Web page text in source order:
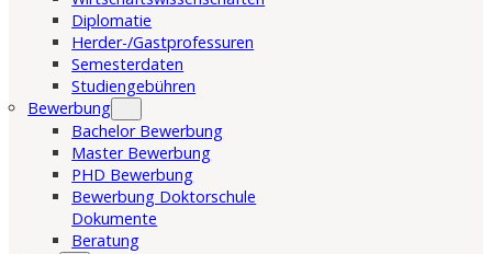
Diplomatie
Herder-/Gastprofessuren
Semesterdaten
Studiengebühren
Bewerbung
Bachelor Bewerbung
Master Bewerbung
PHD Bewerbung
Bewerbung Doktorschule
Dokumente
Beratung